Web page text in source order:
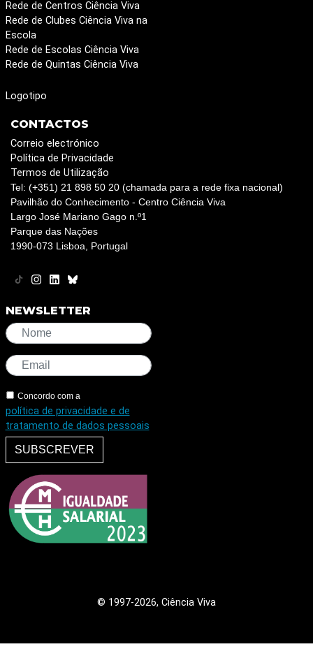
Rede de Centros Ciência Viva
Rede de Clubes Ciência Viva na
Escola
Rede de Escolas Ciência Viva
Rede de Quintas Ciência Viva
Logotipo
CONTACTOS
Correio electrónico
Política de Privacidade
Termos de Utilização
Tel: (+351) 21 898 50 20 (chamada para a rede fixa nacional)
Pavilhão do Conhecimento - Centro Ciência Viva
Largo José Mariano Gago n.º1
Parque das Nações
1990-073 Lisboa, Portugal
NEWSLETTER
Concordo com a
política de privacidade e de
tratamento de dados pessoais
SUBSCREVER
© 1997-2026, Ciência Viva